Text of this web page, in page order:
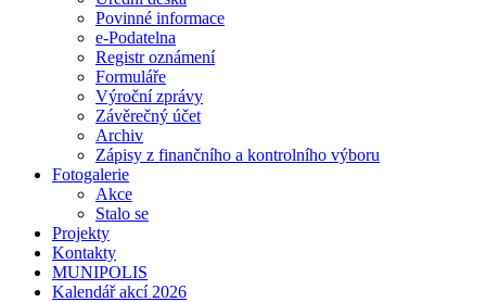
Povinné informace
e-Podatelna
Registr oznámení
Formuláře
Výroční zprávy
Závěrečný účet
Archiv
Zápisy z finančního a kontrolního výboru
Fotogalerie
Akce
Stalo se
Projekty
Kontakty
MUNIPOLIS
Kalendář akcí 2026